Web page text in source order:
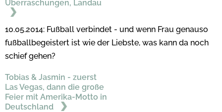
Überraschungen, Landau
10.05.2014: Fußball verbindet - und wenn Frau genauso
fußballbegeistert ist wie der Liebste, was kann da noch
schief gehen?
Tobias & Jasmin - zuerst
Las Vegas, dann die große
Feier mit Amerika-Motto in
Deutschland